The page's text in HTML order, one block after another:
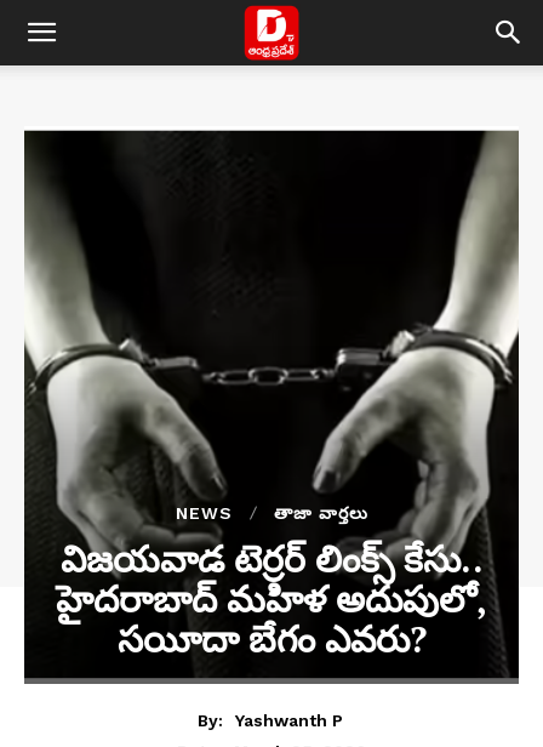
NEWS తాజా వార్తలు
విజయవాడ టెర్రర్ లింక్స్ కేసు..
హైదరాబాద్ మహిళ అదుపులో,
సయీదా బేగం ఎవరు?
By:
Yashwanth P